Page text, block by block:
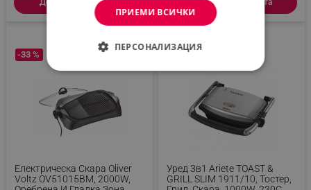
Добави в количката Добави в количката
Електрическа Скара Oliver
Voltz OV51015BM, 2000W,
-33 %
Уред 3в1 Ariete TOAST &
GRILL SLIM 1911/10, Тостер,
-10 %
ПРИЕМИ ВСИЧКИ
ПЕРСОНАЛИЗАЦИЯ
СТРОГО НЕОБХОДИМО
ЕФЕКТИВНОСТ
НЕКЛАСИФИЦИРАНИ